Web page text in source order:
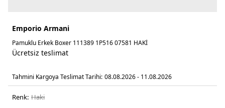
Emporio Armani
Pamuklu Erkek Boxer 111389 1P516 07581 HAKİ
Ücretsiz teslimat
Tahmini Kargoya Teslimat Tarihi: 08.08.2026 - 11.08.2026
Renk: haki̇